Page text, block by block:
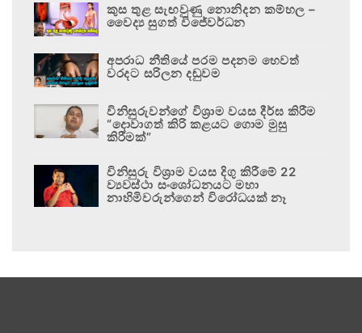
කුස තුළ සැඟවුණු නොනිදන කම්හල –
වෛද්‍ය සුගත් විජේවර්ධන
අපරාධ නීතියේ පරම පදනම හෙවත්
වරදට සරිලන දඬුවම
විනිසුරුවන්ගේ විශ්‍රාම වයස දීර්ඝ කිරීම
“දොවාගත් කිරි කළයට ගොම මුසු
කිරීමක්”
විනිසුරු විශ්‍රාම වයස දිගු කිරීමේ 22
ව්‍යවස්ථා සංශෝධනයට මහා
නාහිමිවරුන්ගෙන් විරෝධයක් නෑ